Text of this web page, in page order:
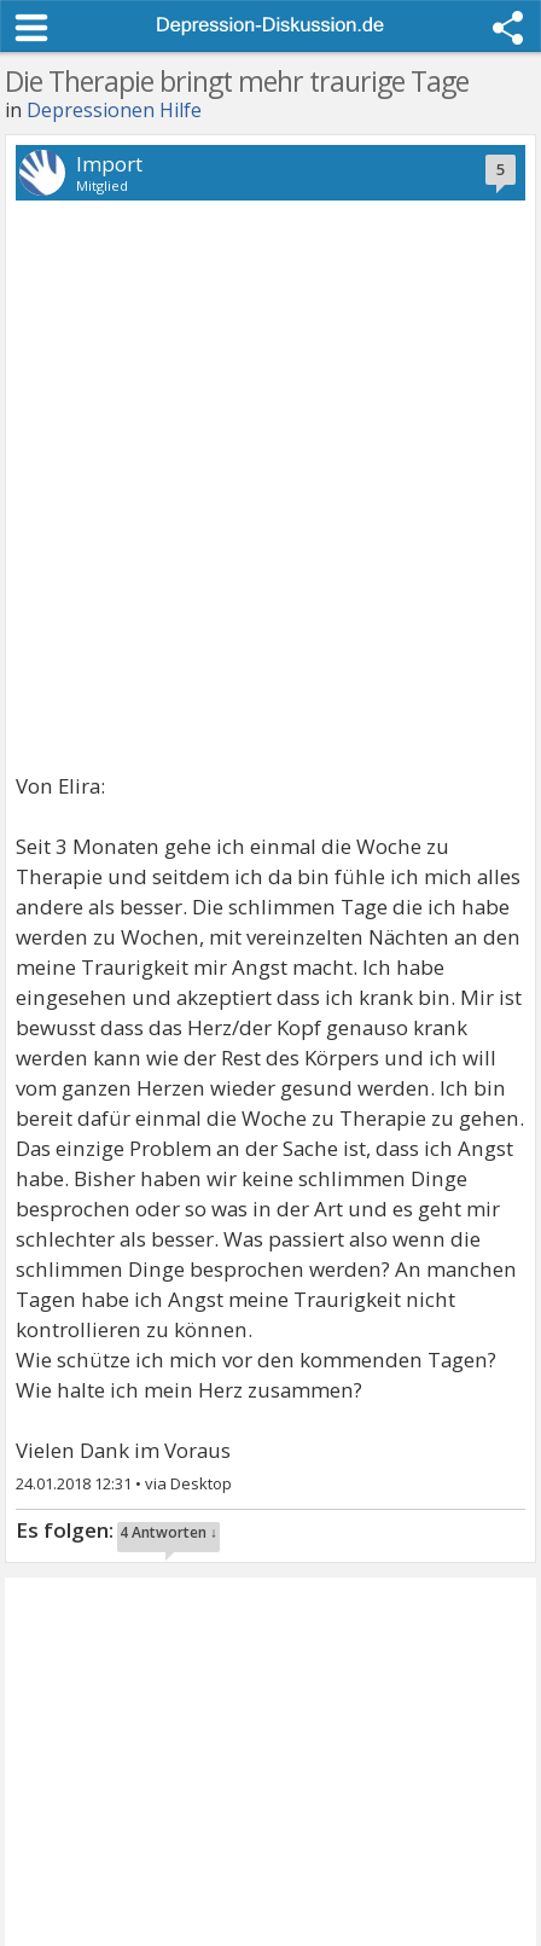
Die Therapie bringt mehr traurige Tage
in Depressionen Hilfe
5
Import
Mitglied
Von Elira:
Seit 3 Monaten gehe ich einmal die Woche zu
Therapie und seitdem ich da bin fühle ich mich alles
andere als besser. Die schlimmen Tage die ich habe
werden zu Wochen, mit vereinzelten Nächten an den
meine Traurigkeit mir Angst macht. Ich habe
eingesehen und akzeptiert dass ich krank bin. Mir ist
bewusst dass das Herz/der Kopf genauso krank
werden kann wie der Rest des Körpers und ich will
vom ganzen Herzen wieder gesund werden. Ich bin
bereit dafür einmal die Woche zu Therapie zu gehen.
Das einzige Problem an der Sache ist, dass ich Angst
habe. Bisher haben wir keine schlimmen Dinge
besprochen oder so was in der Art und es geht mir
schlechter als besser. Was passiert also wenn die
schlimmen Dinge besprochen werden? An manchen
Tagen habe ich Angst meine Traurigkeit nicht
kontrollieren zu können.
Wie schütze ich mich vor den kommenden Tagen?
Wie halte ich mein Herz zusammen?
Vielen Dank im Voraus
24.01.2018 12:31 •
4 Antworten ↓